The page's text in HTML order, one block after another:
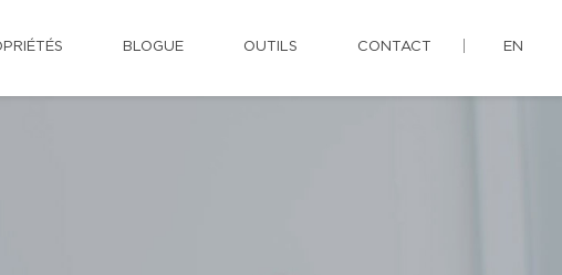
BLOGUE OUTILS CONTACT EN